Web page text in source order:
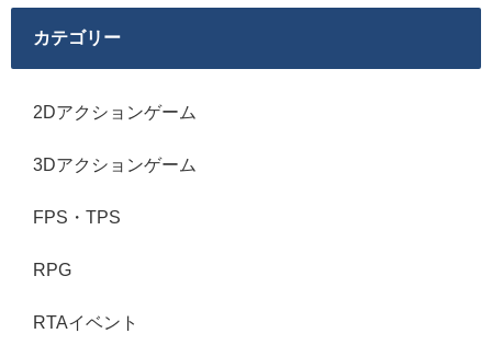
カテゴリー
2Dアクションゲーム
3Dアクションゲーム
FPS・TPS
RPG
RTAイベント